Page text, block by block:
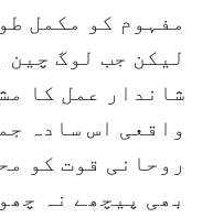
مفہوم کو مکمل
لیکن جب لوگ چین
شاندار عمل کا
واقعی اس سادہ
روحانی قوت کو
بھی پیچھے نہ